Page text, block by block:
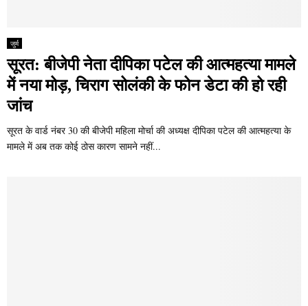
जुर्म
सूरत: बीजेपी नेता दीपिका पटेल की आत्महत्या मामले
में नया मोड़, चिराग सोलंकी के फोन डेटा की हो रही
जांच
सूरत के वार्ड नंबर 30 की बीजेपी महिला मोर्चा की अध्यक्ष दीपिका पटेल की आत्महत्या के
मामले में अब तक कोई ठोस कारण सामने नहीं...